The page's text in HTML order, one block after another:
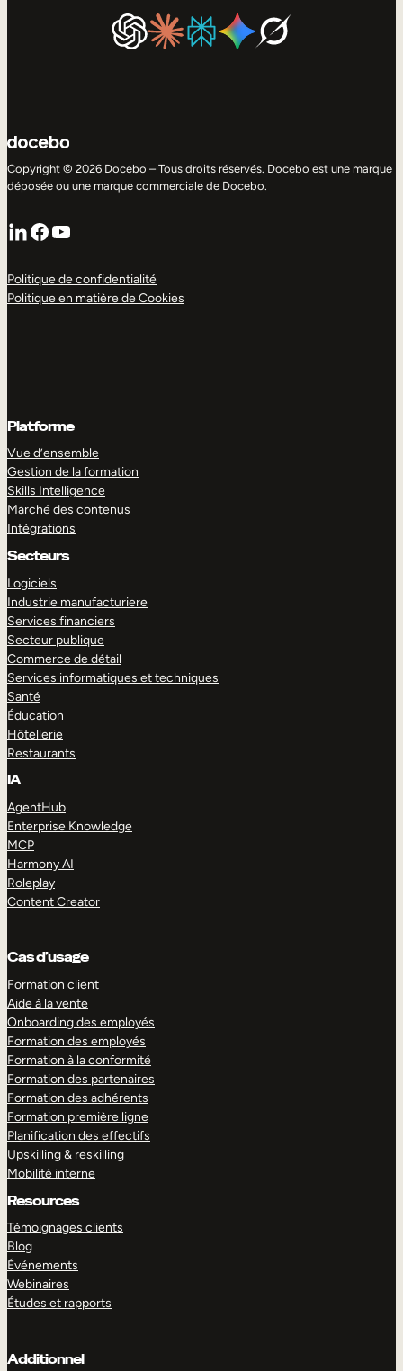
Copyright © 2026 Docebo – Tous droits réservés. Docebo est une marque
déposée ou une marque commerciale de Docebo.
LinkedIn
Facebook
YouTube
Politique de confidentialité
Politique en matière de Cookies
Platforme
Vue d’ensemble
Gestion de la formation
Skills Intelligence
Marché des contenus
Intégrations
Secteurs
Logiciels
Industrie manufacturiere
Services financiers
Secteur publique
Commerce de détail
Services informatiques et techniques
Santé
Éducation
Hôtellerie
Restaurants
IA
AgentHub
Enterprise Knowledge
MCP
Harmony AI
Roleplay
Content Creator
Cas d’usage
Formation client
Aide à la vente
Onboarding des employés
Formation des employés
Formation à la conformité
Formation des partenaires
Formation des adhérents
Formation première ligne
Planification des effectifs
Upskilling & reskilling
Mobilité interne
Resources
Témoignages clients
Blog
Événements
Webinaires
Études et rapports
Additionnel